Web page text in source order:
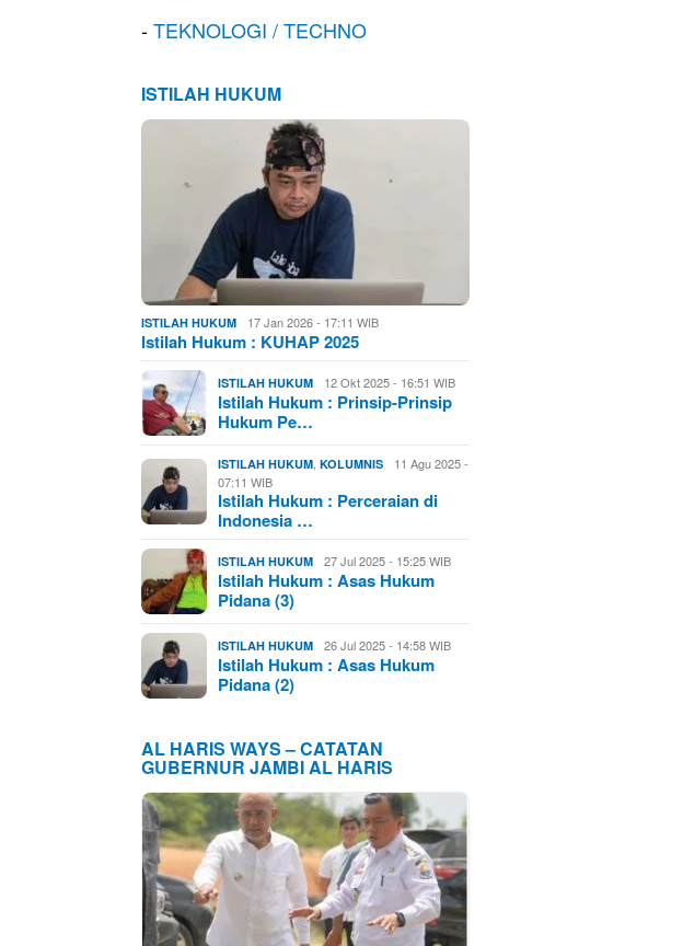
-TEKNOLOGI / TECHNO
ISTILAH HUKUM
ISTILAH HUKUM 17 Jan 2026 - 17:11 WIB
Istilah Hukum : KUHAP 2025
ISTILAH HUKUM 12 Okt 2025 - 16:51 WIB
Istilah Hukum : Prinsip-Prinsip
Hukum Pe…
ISTILAH HUKUM ,KOLUMNIS
11 Agu 2025 -
07:11 WIB
Istilah Hukum : Perceraian di
Indonesia …
ISTILAH HUKUM 27 Jul 2025 - 15:25 WIB
Istilah Hukum : Asas Hukum
Pidana (3)
ISTILAH HUKUM 26 Jul 2025 - 14:58 WIB
Istilah Hukum : Asas Hukum
Pidana (2)
AL HARIS WAYS – CATATAN
GUBERNUR JAMBI AL HARIS